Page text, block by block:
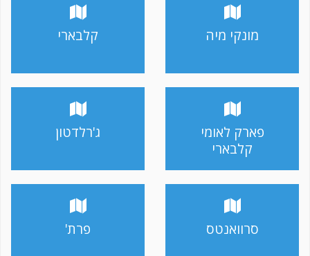
מונקי מיה קלבארי
פארק לאומי
קלבארי
ג'רלדטון
סרוואנטס פרת'